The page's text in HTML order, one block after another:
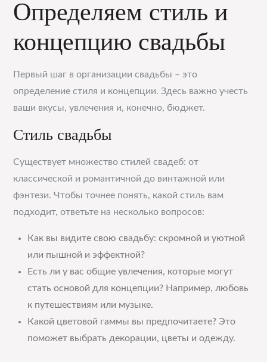
Определяем стиль и
концепцию свадьбы
Первый шаг в организации свадьбы – это
определение стиля и концепции. Здесь важно учесть
ваши вкусы, увлечения и, конечно, бюджет.
Стиль свадьбы
Существует множество стилей свадеб: от
классической и романтичной до винтажной или
фэнтези. Чтобы точнее понять, какой стиль вам
подходит, ответьте на несколько вопросов:
Как вы видите свою свадьбу: скромной и уютной
или пышной и эффектной?
Есть ли у вас общие увлечения, которые могут
стать основой для концепции? Например, любовь
к путешествиям или музыке.
Какой цветовой гаммы вы предпочитаете? Это
поможет выбрать декорации, цветы и одежду.